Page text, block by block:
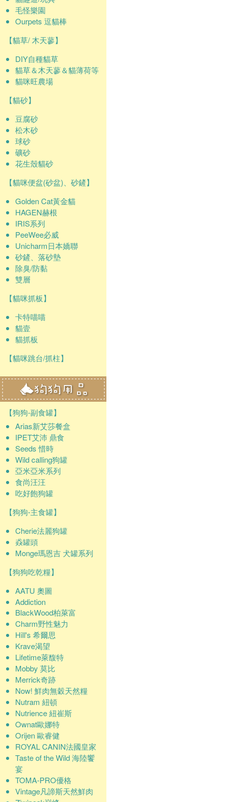
毛怪樂園
Ourpets 逗貓棒
【貓草/ 木天蓼】
DIY自種貓草
貓草＆木天蓼＆貓薄荷等
貓咪旺農場
【貓砂】
豆腐砂
松木砂
球砂
礦砂
花生殼貓砂
【貓咪便盆(砂盆)、砂鏟】
Golden Cat黃金貓
HAGEN赫根
IRIS系列
PeeWee必威
Unicharm日本嬌聯
砂鏟、落砂墊
除臭/防黏
雙層
【貓咪抓板】
卡特喵喵
貓壹
貓抓板
【貓咪跳台/抓柱】
【狗狗-副食罐】
Arias新艾莎餐盒
IPET艾沛 鼎食
Seeds 惜時
Wild calling狗罐
亞米亞米系列
食尚汪汪
吃好飽狗罐
【狗狗-主食罐】
Cherie法麗狗罐
猋罐頭
Monge瑪恩吉 犬罐系列
【狗狗吃乾糧】
AATU 奧圖
Addiction
BlackWood柏萊富
Charm野性魅力
Hill's 希爾思
Krave渴望
Lifetime萊馥特
Mobby 莫比
Merrick奇跡
Now! 鮮肉無穀天然糧
Nutram 紐頓
Nutrience 紐崔斯
Ownat歐娜特
Orijen 歐睿健
ROYAL CANIN法國皇家
Taste of the Wild 海陸饗
宴
TOMA-PRO優格
Vintage凡諦斯天然鮮肉